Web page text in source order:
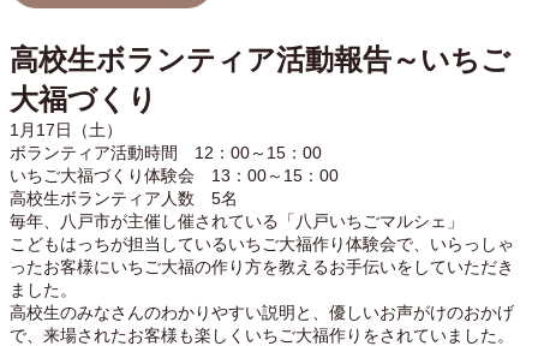
高校生ボランティア活動報告～いちご
大福づくり
1月17日（土）
ボランティア活動時間 12：00～15：00
いちご大福づくり体験会 13：00～15：00
高校生ボランティア人数 5名
毎年、八戸市が主催し催されている「八戸いちごマルシェ」
こどもはっちが担当しているいちご大福作り体験会で、いらっしゃ
ったお客様にいちご大福の作り方を教えるお手伝いをしていただき
ました。
高校生のみなさんのわかりやすい説明と、優しいお声がけのおかげ
で、来場されたお客様も楽しくいちご大福作りをされていました。